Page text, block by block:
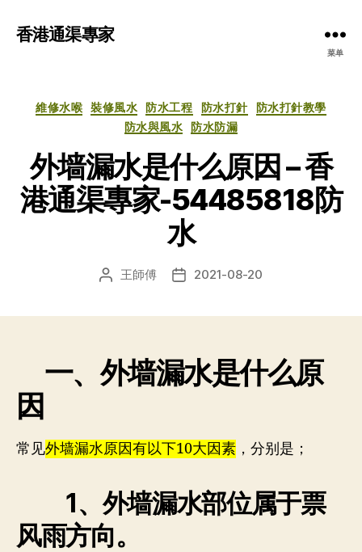
香港通渠專家
菜单
分
类
維修水喉 裝修風水 防水工程 防水打針
防水打針教學
防水與風水
防水防漏
外墙漏水是什么原因 – 香
港通渠專家-54485818防
水
文 王師傅
发 2021-08-20
一、外墙漏水是什么原
因
常见外墙漏水原因有以下10大因素 ，分别是；
1、外墙漏水部位属于票
风雨方向。